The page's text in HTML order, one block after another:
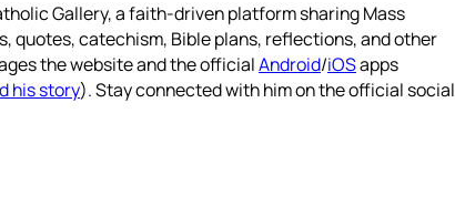
Gallery, a faith-driven platform sharing Mass
quotes, catechism, Bible plans, reflections, and other
the website and the officialAndroid/iOSapps
his story). Stay connected with him on the official social